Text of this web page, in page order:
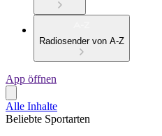
Radiosender von A-Z
App öffnen
Alle Inhalte
Beliebte Sportarten